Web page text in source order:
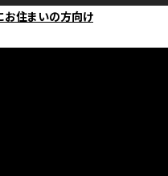
お住まいの方向け